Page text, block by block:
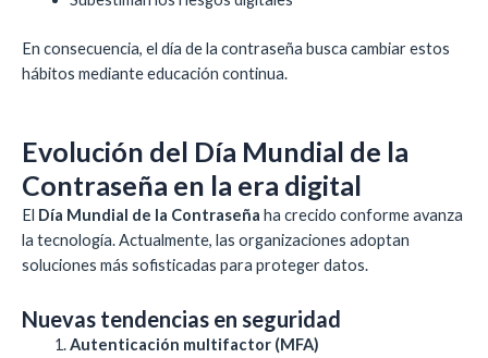
En consecuencia, el día de la contraseña busca cambiar estos
hábitos mediante educación continua.
Evolución del Día Mundial de la
Contraseña en la era digital
El Día Mundial de la Contraseña ha crecido conforme avanza
la tecnología. Actualmente, las organizaciones adoptan
soluciones más sofisticadas para proteger datos.
Nuevas tendencias en seguridad
Autenticación multifactor (MFA)